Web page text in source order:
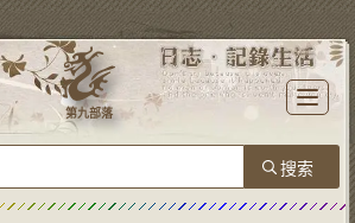
T
o
l
e
n
第九部落